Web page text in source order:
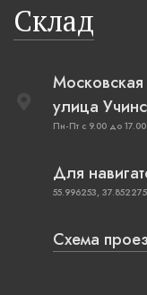
Склад
улица
Пн-Пт с 9.00 до
Для
55.996253, 37.852275
Схема